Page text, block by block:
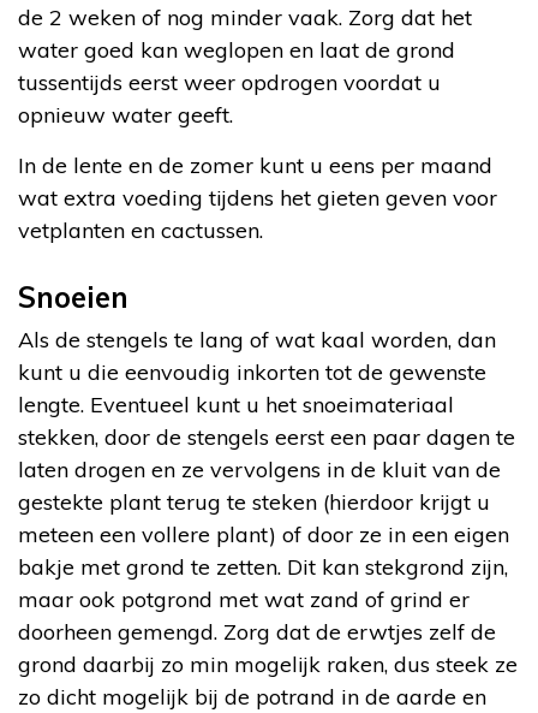
de 2 weken of nog minder vaak. Zorg dat het
water goed kan weglopen en laat de grond
tussentijds eerst weer opdrogen voordat u
opnieuw water geeft.
In de lente en de zomer kunt u eens per maand
wat extra voeding tijdens het gieten geven voor
vetplanten en cactussen.
Snoeien
Als de stengels te lang of wat kaal worden, dan
kunt u die eenvoudig inkorten tot de gewenste
lengte. Eventueel kunt u het snoeimateriaal
stekken, door de stengels eerst een paar dagen te
laten drogen en ze vervolgens in de kluit van de
gestekte plant terug te steken (hierdoor krijgt u
meteen een vollere plant) of door ze in een eigen
bakje met grond te zetten. Dit kan stekgrond zijn,
maar ook potgrond met wat zand of grind er
doorheen gemengd. Zorg dat de erwtjes zelf de
grond daarbij zo min mogelijk raken, dus steek ze
zo dicht mogelijk bij de potrand in de aarde en